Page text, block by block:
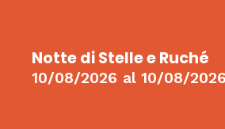
Notte di Stelle e Ruché
10/08/2026 al 10/08/2026